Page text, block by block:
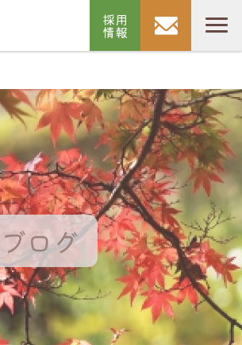
採用
情報
ログ